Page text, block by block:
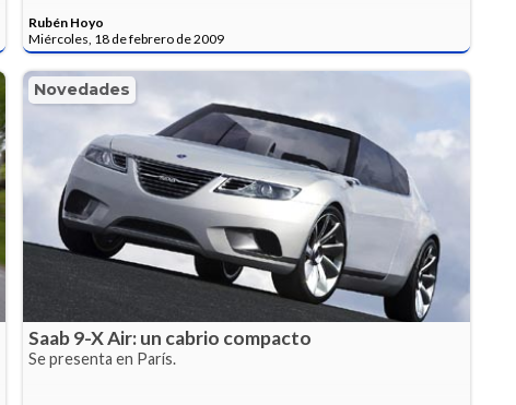
Rubén Hoyo
Miércoles, 18 de febrero de 2009
Novedades
Saab 9-X Air: un cabrio compacto
Se presenta en París.